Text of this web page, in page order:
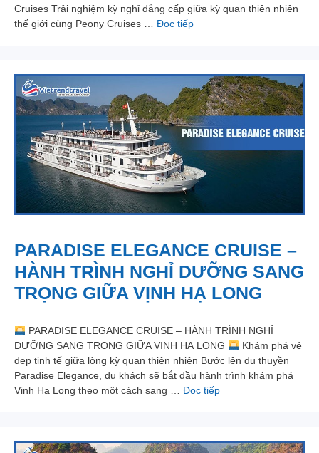
Cruises Trải nghiệm kỳ nghỉ đẳng cấp giữa kỳ quan thiên nhiên
thế giới cùng Peony Cruises … Đọc tiếp
PARADISE ELEGANCE CRUISE –
HÀNH TRÌNH NGHỈ DƯỠNG SANG
TRỌNG GIỮA VỊNH HẠ LONG
PARADISE ELEGANCE CRUISE – HÀNH TRÌNH NGHỈ
DƯỠNG SANG TRỌNG GIỮA VỊNH HẠ LONG
Khám phá vẻ
đẹp tinh tế giữa lòng kỳ quan thiên nhiên Bước lên du thuyền
Paradise Elegance, du khách sẽ bắt đầu hành trình khám phá
Vịnh Hạ Long theo một cách sang … Đọc tiếp